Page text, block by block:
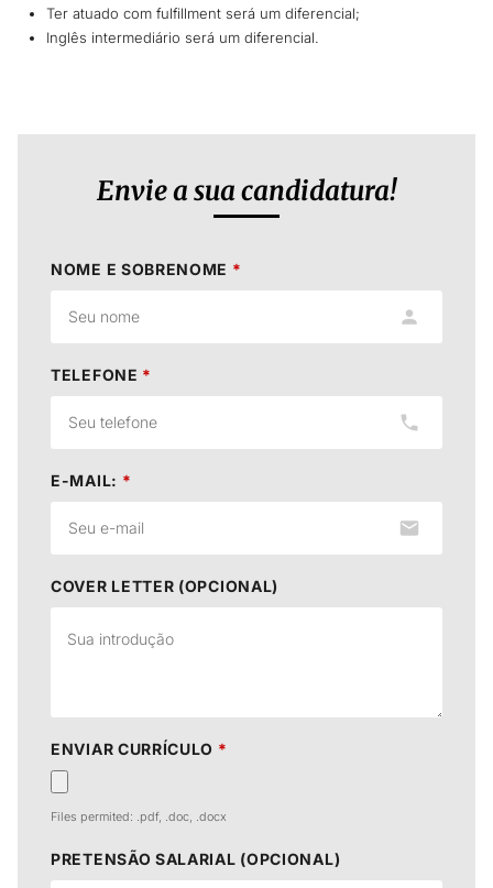
Ter atuado com fulfillment será um diferencial;
Inglês intermediário será um diferencial.
Envie a sua candidatura!
NOME E SOBRENOME *
TELEFONE *
E-MAIL: *
COVER LETTER (OPCIONAL)
ENVIAR CURRÍCULO *
Files permited: .pdf, .doc, .docx
PRETENSÃO SALARIAL (OPCIONAL)